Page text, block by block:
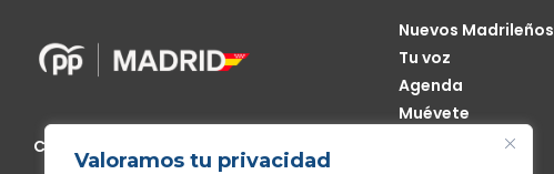
Valoramos tu privacidad
Calle de Génova, 13, 28004 Madrid
Nuevos Madrileños
Tu voz
Agenda
Muévete